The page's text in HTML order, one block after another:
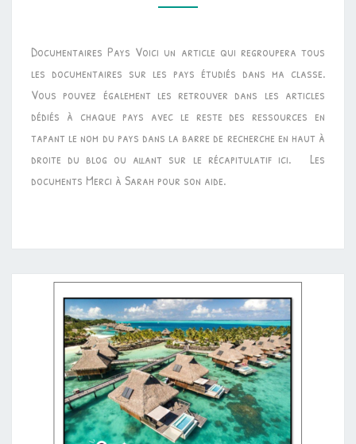
DOCUMENTAIRES
Documentaires Pays Voici un article qui regroupera tous
les documentaires sur les pays étudiés dans ma classe.
Vous pouvez également les retrouver dans les articles
dédiés à chaque pays avec le reste des ressources en
tapant le nom du pays dans la barre de recherche en haut à
droite du blog ou allant sur le récapitulatif ici. Les
documents Merci à Sarah pour son aide.